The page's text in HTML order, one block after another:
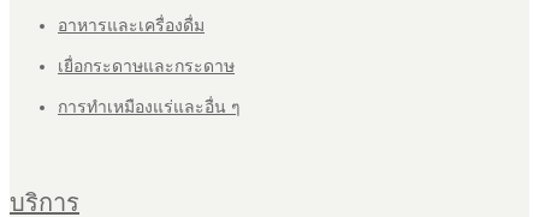
อาหารและเครื่องดื่ม
เยื่อกระดาษและกระดาษ
การทำเหมืองแร่และอื่น ๆ
บริการ